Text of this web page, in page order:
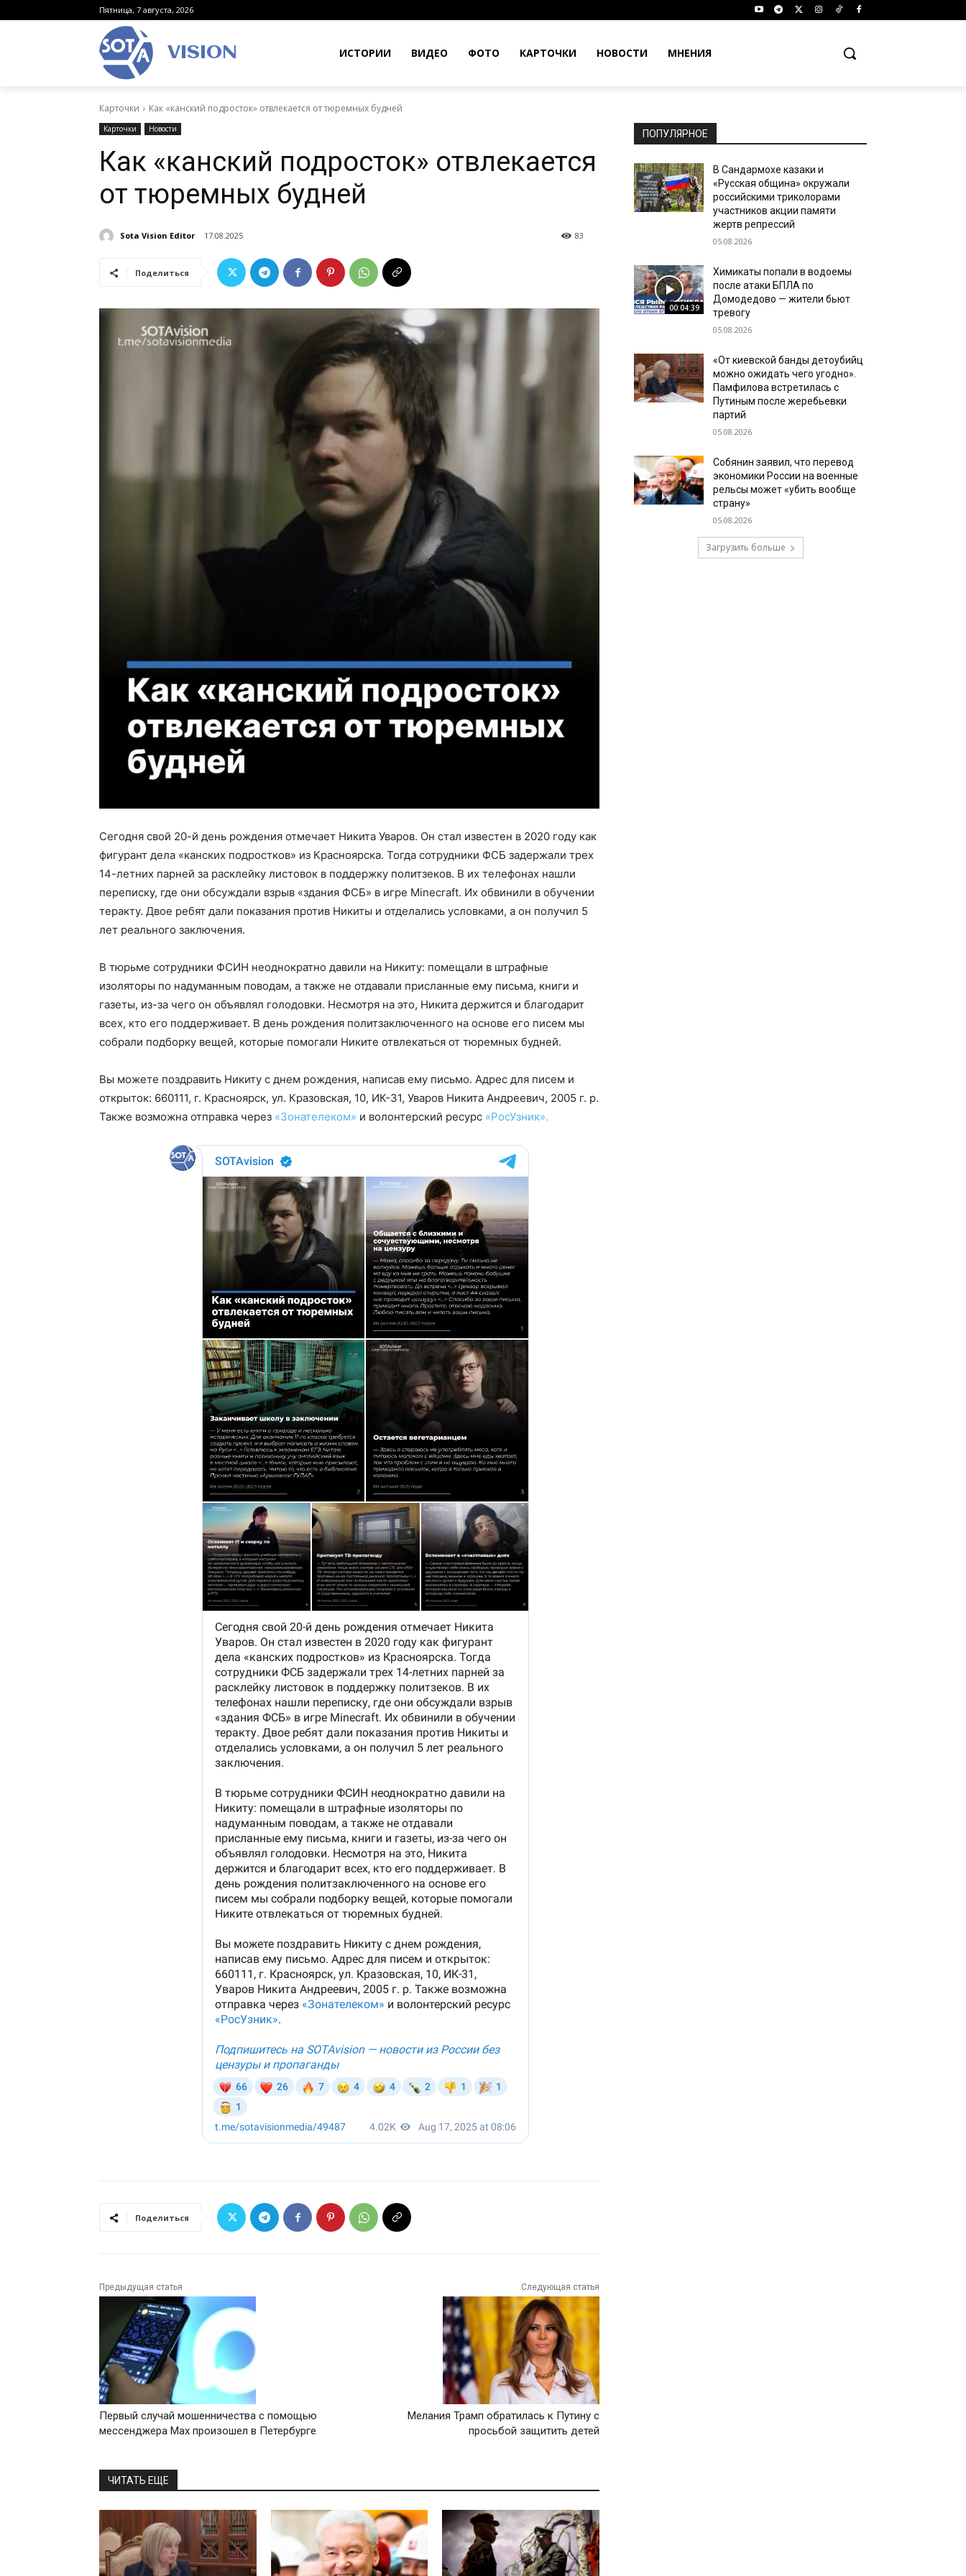
Пятница, 7 августа, 2026
VISION ИСТОРИИ ВИДЕО ФОТО КАРТОЧКИ НОВОСТИ МНЕНИЯ
Карточки Как «канский подросток» отвлекается от тюремных будней
Карточки Новости
Как «канский подросток» отвлекается
от тюремных будней
Sota Vision Editor 17.08.2025 83
Поделиться
Сегодня свой 20-й день рождения отмечает Никита Уваров. Он стал известен в 2020 году как
фигурант дела «канских подростков» из Красноярска. Тогда сотрудники ФСБ задержали трех
14-летних парней за расклейку листовок в поддержку политзеков. В их телефонах нашли
переписку, где они обсуждали взрыв «здания ФСБ» в игре Minecraft. Их обвинили в обучении
теракту. Двое ребят дали показания против Никиты и отделались условками, а он получил 5
лет реального заключения.
В тюрьме сотрудники ФСИН неоднократно давили на Никиту: помещали в штрафные
изоляторы по надуманным поводам, а также не отдавали присланные ему письма, книги и
газеты, из-за чего он объявлял голодовки. Несмотря на это, Никита держится и благодарит
всех, кто его поддерживает. В день рождения политзаключенного на основе его писем мы
собрали подборку вещей, которые помогали Никите отвлекаться от тюремных будней.
Вы можете поздравить Никиту с днем рождения, написав ему письмо. Адрес для писем и
открыток: 660111, г. Красноярск, ул. Кразовская, 10, ИК-31, Уваров Никита Андреевич, 2005 г. р.
Также возможна отправка через «Зонателеком» и волонтерский ресурс «РосУзник».
Поделиться
Предыдущая статья
Первый случай мошенничества с помощью
мессенджера Mаx произошел в Петербурге
Следующая статья
Мелания Трамп обратилась к Путину с
просьбой защитить детей
ЧИТАТЬ ЕЩЕ
ПОПУЛЯРНОЕ
В Сандармохе казаки и
«Русская община» окружали
российскими триколорами
участников акции памяти
жертв репрессий
05.08.2026
00:04:39
Химикаты попали в водоемы
после атаки БПЛА по
Домодедово — жители бьют
тревогу
05.08.2026
«От киевской банды детоубийц
можно ожидать чего угодно».
Памфилова встретилась с
Путиным после жеребьевки
партий
05.08.2026
Собянин заявил, что перевод
экономики России на военные
рельсы может «убить вообще
страну»
05.08.2026
Загрузить больше